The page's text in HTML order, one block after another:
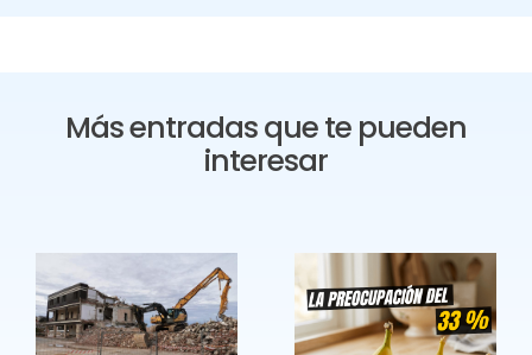
Más entradas que te pueden
interesar